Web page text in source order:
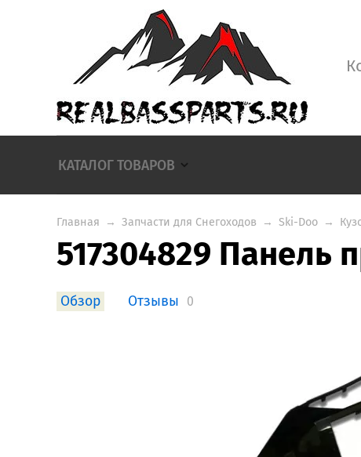
КАТАЛОГ ТОВАРОВ
Главная → Запчасти для Снегоходов → Ski-Doo →
517304829 Панель
Обзор Отзывы 0